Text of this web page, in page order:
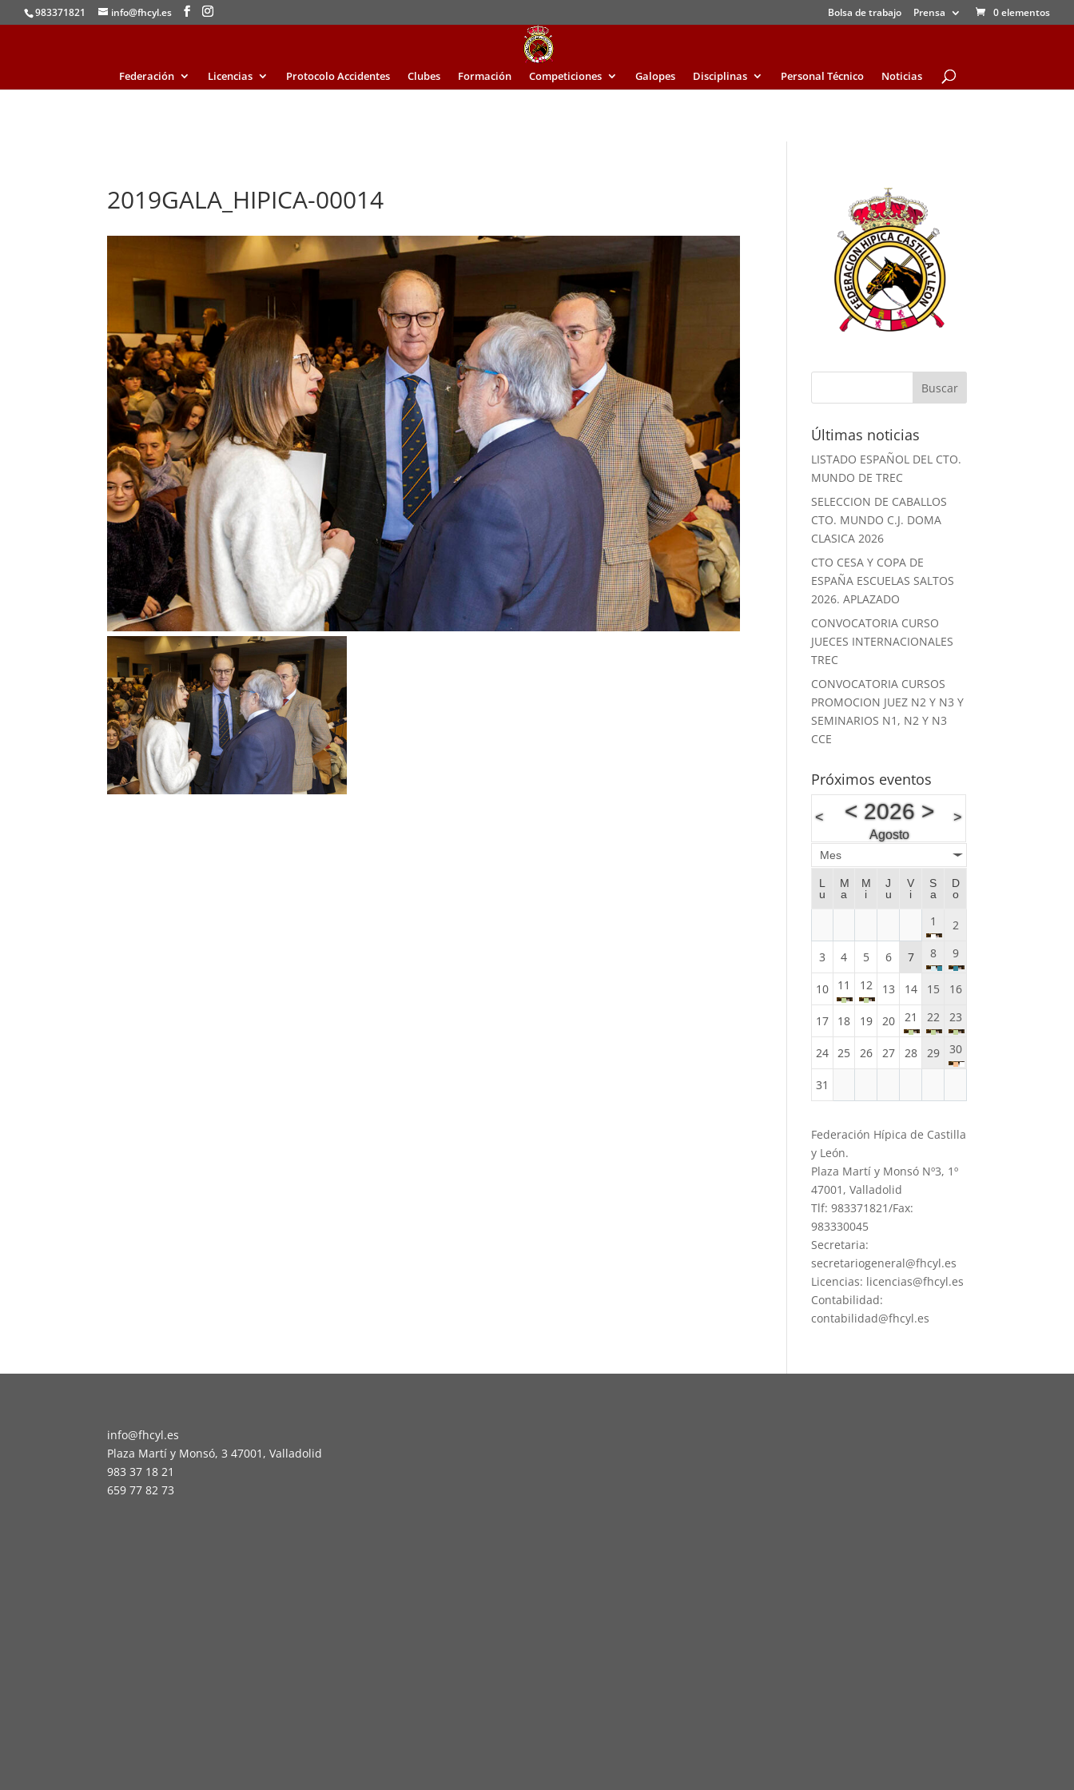
983371821 info@fhcyl.es Bolsa de trabajo Prensa 0 elementos
Federación Licencias Protocolo Accidentes Clubes Formación Competiciones Galopes Disciplinas Personal Técnico Noticias
2019GALA_HIPICA-00014
Últimas noticias
LISTADO ESPAÑOL DEL CTO.
MUNDO DE TREC
SELECCION DE CABALLOS
CTO. MUNDO C.J. DOMA
CLASICA 2026
CTO CESA Y COPA DE
ESPAÑA ESCUELAS SALTOS
2026. APLAZADO
CONVOCATORIA CURSO
JUECES INTERNACIONALES
TREC
CONVOCATORIA CURSOS
PROMOCION JUEZ N2 Y N3 Y
SEMINARIOS N1, N2 Y N3
CCE
Próximos eventos
< <2026 >
Agosto
>
Mes
L
u
M
a
M
i
J
u
V
i
S
a
D
o
1 2
3 4 5 6 7 8 9
10 11 12 13 14 15 16
17 18 19 20 21 22 23
24 25 26 27 28 29 30
31
Federación Hípica de Castilla
y León.
Plaza Martí y Monsó Nº3, 1º
47001, Valladolid
Tlf: 983371821/Fax:
983330045
Secretaria:
secretariogeneral@fhcyl.es
Licencias: licencias@fhcyl.es
Contabilidad:
contabilidad@fhcyl.es
info@fhcyl.es
Plaza Martí y Monsó, 3 47001, Valladolid
983 37 18 21
659 77 82 73